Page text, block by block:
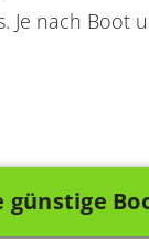
Je nach
günstige